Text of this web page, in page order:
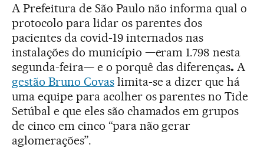
A Prefeitura de São Paulo não informa qual o
protocolo para lidar os parentes dos
pacientes da covid-19 internados nas
instalações do município —eram 1.798 nesta
segunda-feira— e o porquê das diferenças. A
gestão Bruno Covaslimita-se a dizer que há
uma equipe para acolher os parentes no Tide
Setúbal e que eles são chamados em grupos
de cinco em cinco “para não gerar
aglomerações”.